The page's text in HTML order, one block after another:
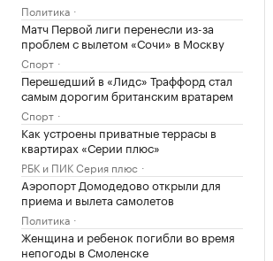
Политика
Матч Первой лиги перенесли из-за
проблем с вылетом «Сочи» в Москву
Спорт
Перешедший в «Лидс» Траффорд стал
самым дорогим британским вратарем
Спорт
Как устроены приватные террасы в
квартирах «Серии плюс»
РБК и ПИК Серия плюс
Аэропорт Домодедово открыли для
приема и вылета самолетов
Политика
Женщина и ребенок погибли во время
непогоды в Смоленске